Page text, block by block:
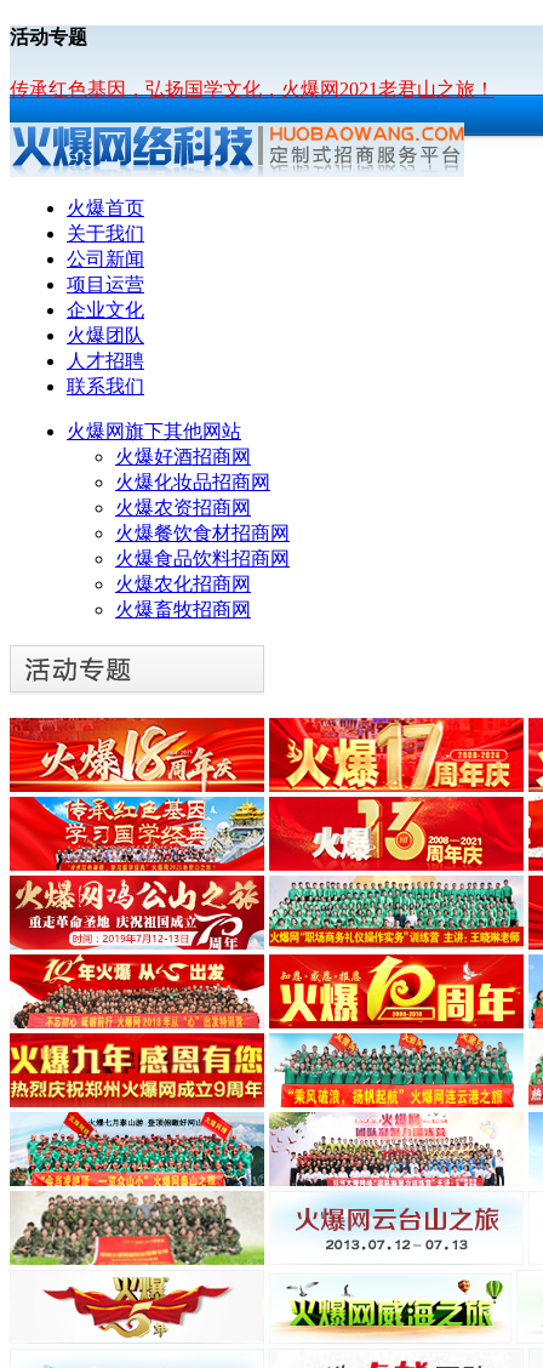
活动专题
传承红色基因，弘扬国学文化，火爆网2021老君山之旅！
火爆首页
关于我们
公司新闻
项目运营
企业文化
火爆团队
人才招聘
联系我们
火爆网旗下其他网站
火爆好酒招商网
火爆化妆品招商网
火爆农资招商网
火爆餐饮食材招商网
火爆食品饮料招商网
火爆农化招商网
火爆畜牧招商网